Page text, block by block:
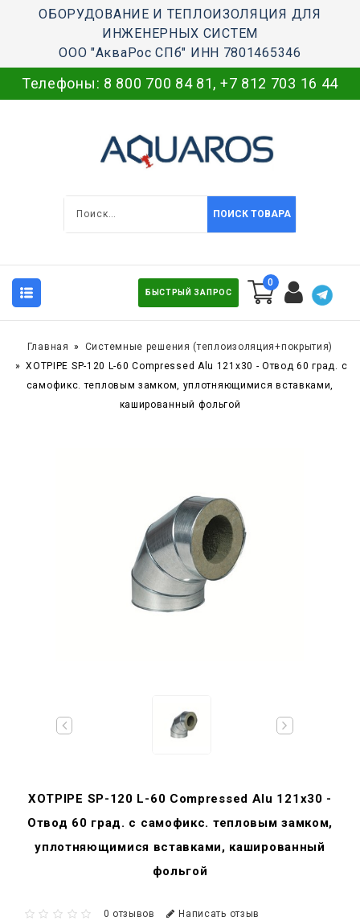
ОБОРУДОВАНИЕ И ТЕПЛОИЗОЛЯЦИЯ ДЛЯ
ИНЖЕНЕРНЫХ СИСТЕМ
ООО "АкваРос СПб" ИНН 7801465346
Телефоны: 8 800 700 84 81, +7 812 703 16 44
ПОИСК ТОВАРА
БЫСТРЫЙ ЗАПРОС
0
Главная
Системные решения (теплоизоляция+покрытия)
XOTPIPE SP-120 L-60 Compressed Alu 121x30 - Отвод 60 град. c
самофикс. тепловым замком, уплотняющимися вставками,
кашированный фольгой
XOTPIPE SP-120 L-60 Compressed Alu 121x30 -
Отвод 60 град. c самофикс. тепловым замком,
уплотняющимися вставками, кашированный
фольгой
0 отзывов Написать отзыв